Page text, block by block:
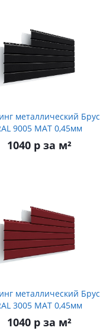
металлический Брус
9005 МАТ 0,45мм
1040 р за м²
металлический Брус
3005 МАТ 0,45мм
1040 р за м²